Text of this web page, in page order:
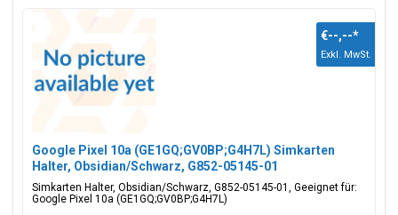
Google Pixel 10a (GE1GQ;GV0BP;G4H7L) Simkarten
Halter, Obsidian/Schwarz, G852-05145-01
Simkarten Halter, Obsidian/Schwarz, G852-05145-01, Geeignet für:
Google Pixel 10a (GE1GQ;GV0BP;G4H7L)
€--,--*
Exkl. MwSt.